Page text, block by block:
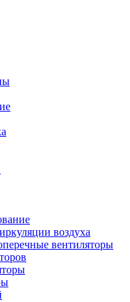
воздуха
вентиляторы